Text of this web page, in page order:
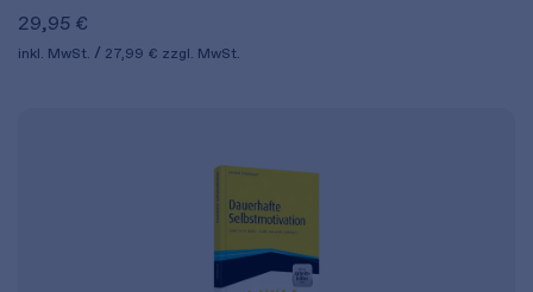
29,95 €
inkl. MwSt. 27,99 € zzgl. MwSt.